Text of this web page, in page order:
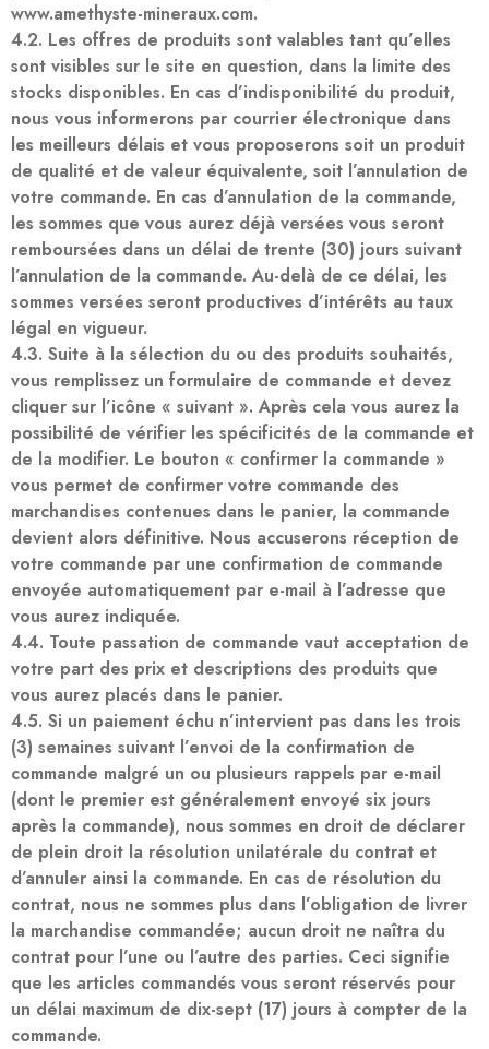
www.amethyste-mineraux.com.
4.2. Les offres de produits sont valables tant qu’elles
sont visibles sur le site en question, dans la limite des
stocks disponibles. En cas d’indisponibilité du produit,
nous vous informerons par courrier électronique dans
les meilleurs délais et vous proposerons soit un produit
de qualité et de valeur équivalente, soit l’annulation de
votre commande. En cas d’annulation de la commande,
les sommes que vous aurez déjà versées vous seront
remboursées dans un délai de trente (30) jours suivant
l’annulation de la commande. Au-delà de ce délai, les
sommes versées seront productives d’intérêts au taux
légal en vigueur.
4.3. Suite à la sélection du ou des produits souhaités,
vous remplissez un formulaire de commande et devez
cliquer sur l’icône « suivant ». Après cela vous aurez la
possibilité de vérifier les spécificités de la commande et
de la modifier. Le bouton « confirmer la commande »
vous permet de confirmer votre commande des
marchandises contenues dans le panier, la commande
devient alors définitive. Nous accuserons réception de
votre commande par une confirmation de commande
envoyée automatiquement par e-mail à l’adresse que
vous aurez indiquée.
4.4. Toute passation de commande vaut acceptation de
votre part des prix et descriptions des produits que
vous aurez placés dans le panier.
4.5. Si un paiement échu n’intervient pas dans les trois
(3) semaines suivant l’envoi de la confirmation de
commande malgré un ou plusieurs rappels par e-mail
(dont le premier est généralement envoyé six jours
après la commande), nous sommes en droit de déclarer
de plein droit la résolution unilatérale du contrat et
d’annuler ainsi la commande. En cas de résolution du
contrat, nous ne sommes plus dans l’obligation de livrer
la marchandise commandée; aucun droit ne naîtra du
contrat pour l’une ou l’autre des parties. Ceci signifie
que les articles commandés vous seront réservés pour
un délai maximum de dix-sept (17) jours à compter de la
commande.